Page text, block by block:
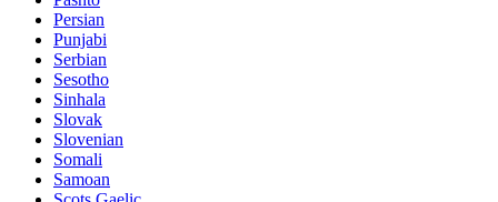
Persian
Punjabi
Serbian
Sesotho
Sinhala
Slovak
Slovenian
Somali
Samoan